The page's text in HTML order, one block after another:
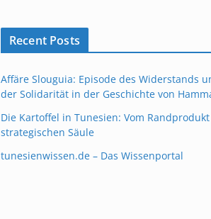
Recent Posts
Affäre Slouguia: Episode des Widerstands
der Solidarität in der Geschichte von
Die Kartoffel in Tunesien: Vom
strategischen Säule
tunesienwissen.de – Das Wissenportal